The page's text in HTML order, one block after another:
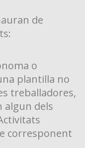
de
o
plantilla no
treballadores,
algun dels
corresponent